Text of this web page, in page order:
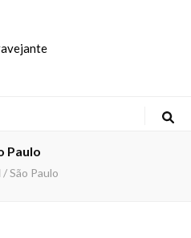
Paulo
/São Paulo